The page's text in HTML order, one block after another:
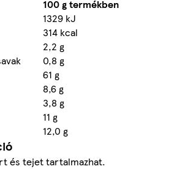
100 g termékben
1329 kJ
314 kcal
2,2 g
0,8 g
61 g
8,6 g
3,8 g
11 g
12,0 g
és tejet tartalmazhat.